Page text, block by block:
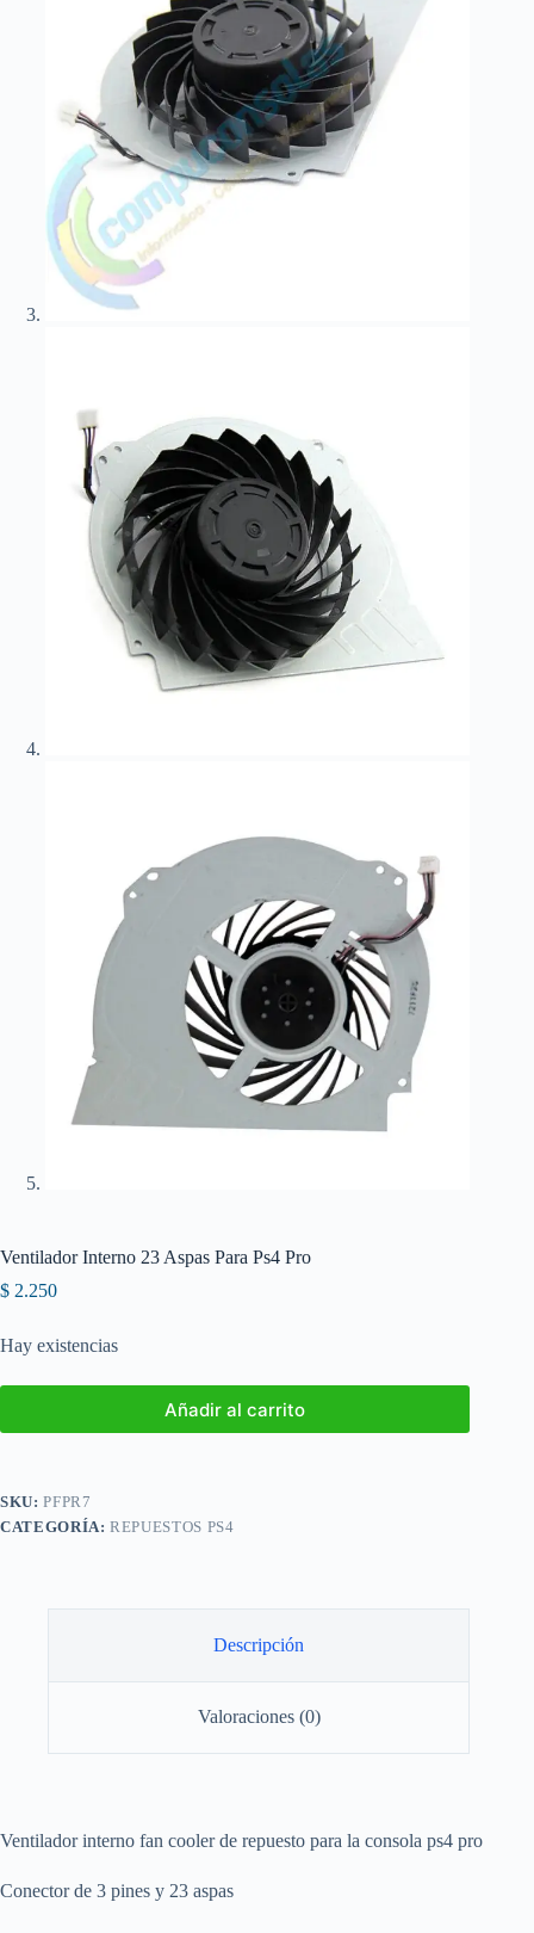
Ventilador Interno 23 Aspas Para Ps4 Pro
$ 2.250
Hay existencias
Añadir al carrito
SKU:PFPR7
CATEGORÍA:REPUESTOS PS4
Descripción
Valoraciones (0)
Ventilador interno fan cooler de repuesto para la consola ps4 pro
Conector de 3 pines y 23 aspas